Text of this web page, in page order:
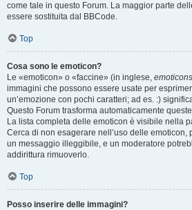
come tale in questo Forum. La maggior parte
essere sostituita dal BBCode.
Top
Cosa sono le emoticon?
Le «emoticon» o «faccine» (in inglese, emoticons
immagini che possono essere usate per
un’emozione con pochi caratteri; ad es. :)
Questo Forum trasforma automaticamente
La lista completa delle emoticon è visibile nella
Cerca di non esagerare nell’uso delle emoticon,
un messaggio illeggibile, e un moderatore
addirittura rimuoverlo.
Top
Posso inserire delle immagini?